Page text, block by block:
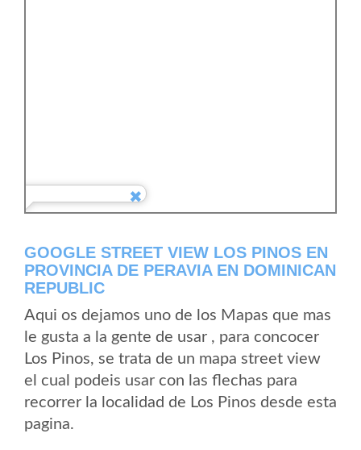
GOOGLE STREET VIEW LOS PINOS EN
PROVINCIA DE PERAVIA EN DOMINICAN
REPUBLIC
Aqui os dejamos uno de los Mapas que mas
le gusta a la gente de usar , para concocer
Los Pinos, se trata de un mapa street view
el cual podeis usar con las flechas para
recorrer la localidad de Los Pinos desde esta
pagina.